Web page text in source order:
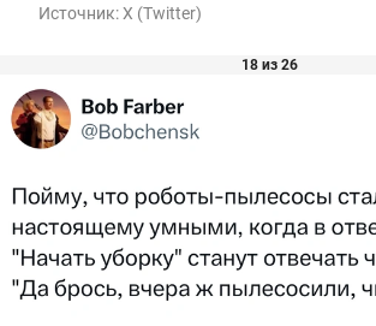
Источник:X (Twitter)
18 из 26